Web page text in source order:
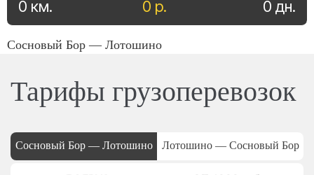
0 р.
0 км. 0 дн.
Сосновый Бор — Лотошино
Тарифы грузоперевозок
Сосновый Бор — Лотошино Лотошино — Сосновый Бор